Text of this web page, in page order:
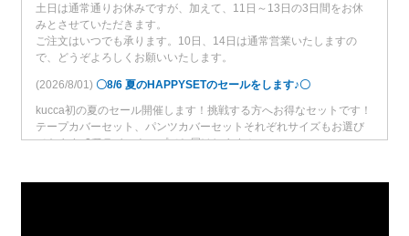
土日は通常通りお休みですが、加えて、11日～13日の3日間をお休
みとさせていただきます。
ご注文はいつでも承ります。10日、14日は通常営業いたしますの
で、どうぞよろしくお願いいたします。
(2026/8/01) 〇8/6 夏のHAPPYSETのセールをします♪〇
kucca初の夏のセール開催します！挑戦する方へお得なセットです！
テープカバーセット、パンツカバーセットそれぞれサイズもお選び
できます♪2種ラインナップでお届けします！